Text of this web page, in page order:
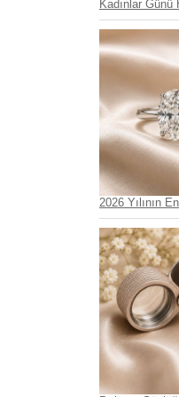
Kadınlar
2026 Yılının